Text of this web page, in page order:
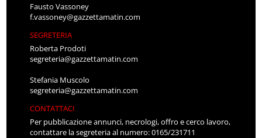
Fausto Vassoney
f.vassoney@gazzettamatin.com
SEGRETERIA
Roberta Prodoti
segreteria@gazzettamatin.com
Stefania Muscolo
segreteria@gazzettamatin.com
CONTATTACI
Per pubblicazione annunci, necrologi, offro e cerco lavoro,
contattare la segreteria al numero: 0165/231711